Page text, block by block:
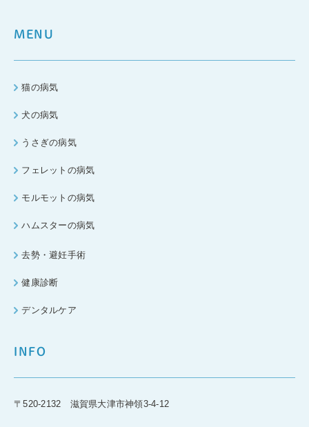
MENU
猫の病気
犬の病気
うさぎの病気
フェレットの病気
モルモットの病気
ハムスターの病気
去勢・避妊手術
健康診断
デンタルケア
INFO
〒520-2132 滋賀県大津市神領3-4-12